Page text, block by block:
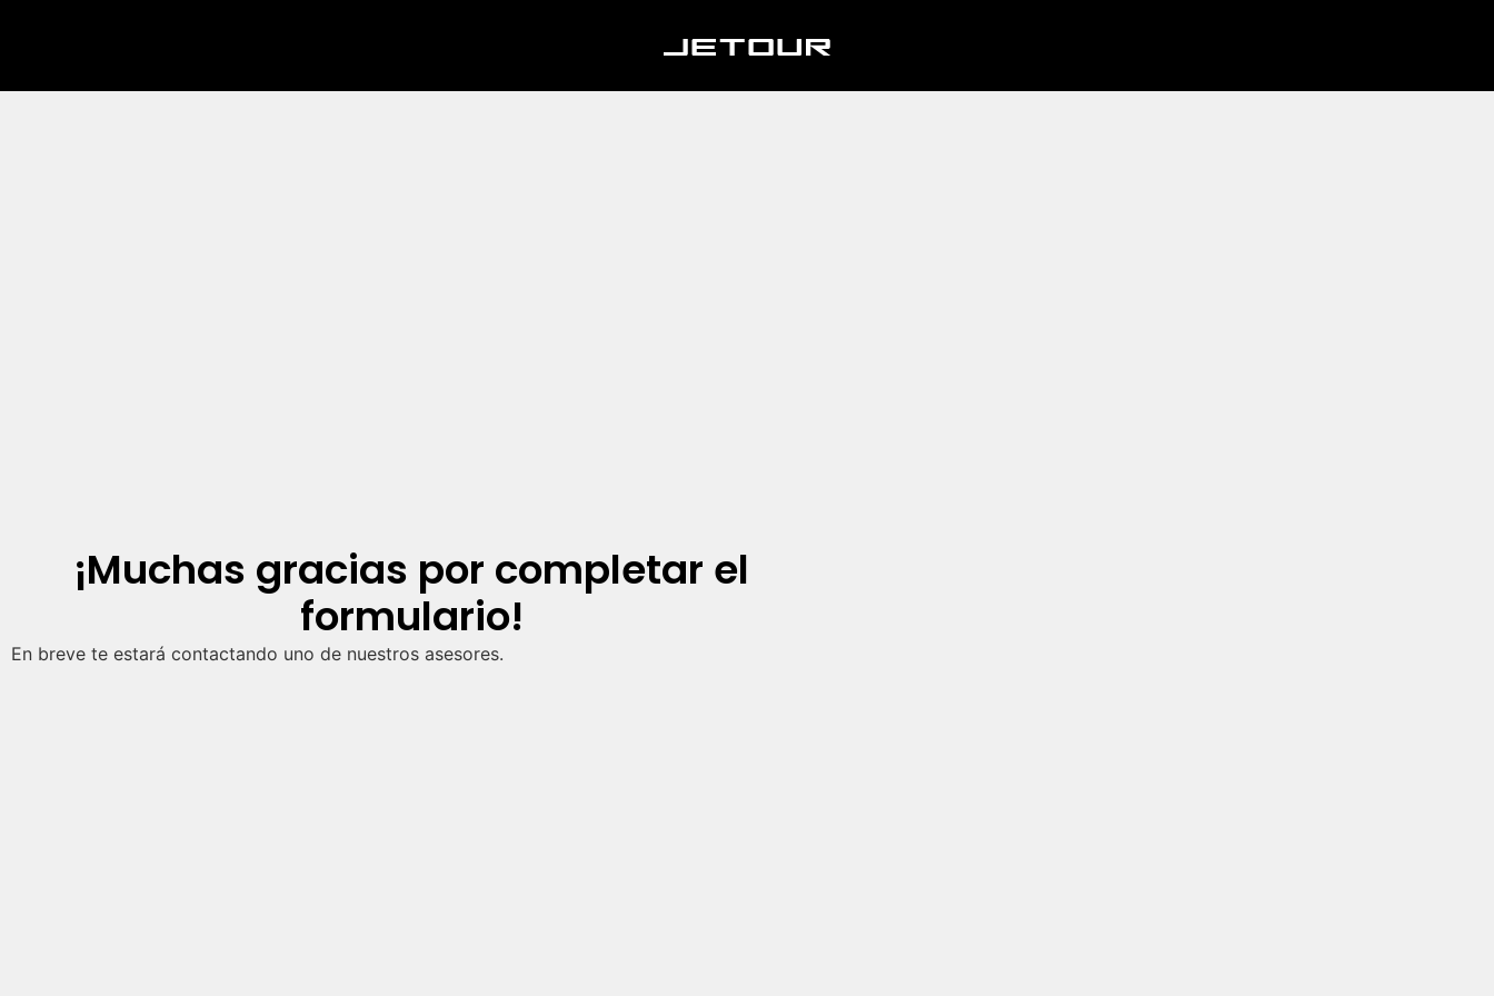
¡Muchas gracias por completar el
formulario!
En breve te estará contactando uno de nuestros asesores.